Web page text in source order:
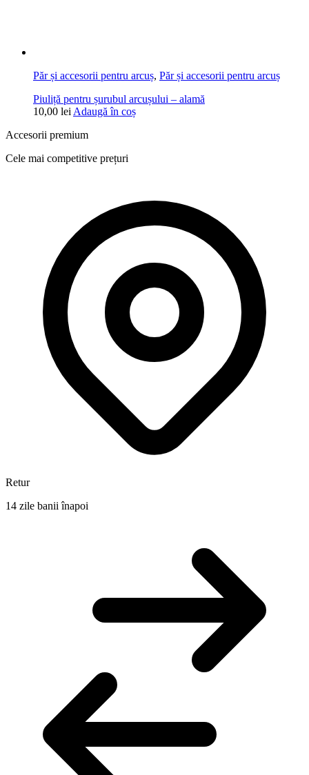
Păr și accesorii pentru arcuș, Păr și accesorii pentru arcuș
Piuliță pentru șurubul arcușului – alamă
10,00 lei Adaugă în coș
Accesorii premium
Cele mai competitive prețuri
Retur
14 zile banii înapoi